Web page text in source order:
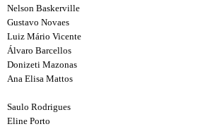
Nelson Baskerville
Gustavo Novaes
Luiz Mário Vicente
Álvaro Barcellos
Donizeti Mazonas
Ana Elisa Mattos
Saulo Rodrigues
Eline Porto